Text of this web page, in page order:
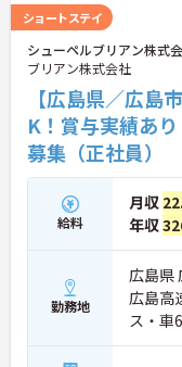
内には託児施設もあ
い環境です。
ご興味のある方には
詳細をお話いたします
い。
ショートステイ
シューペルブリアン株式
ブリアン株式会社
【広島県／広島
K！賞与実績あ
募集（正社員）
給料
月収
年収
勤務地
広島県
広島高
ス・車